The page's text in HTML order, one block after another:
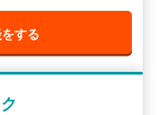
する